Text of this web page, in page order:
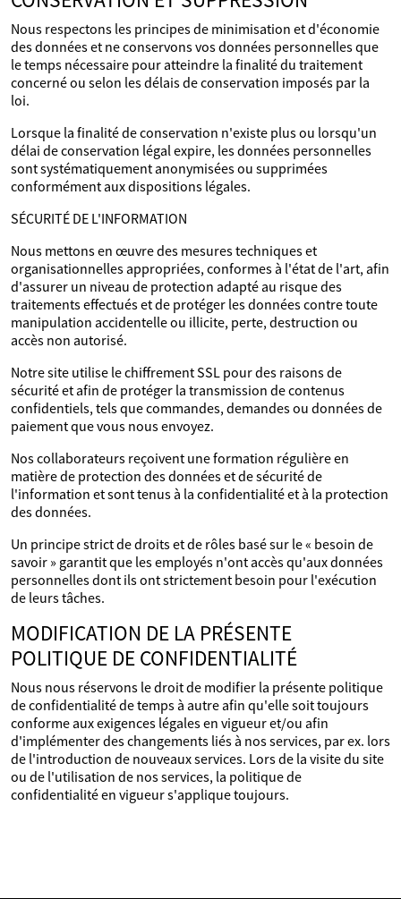
Nous respectons les principes de minimisation et d'économie
des données et ne conservons vos données personnelles que
le temps nécessaire pour atteindre la finalité du traitement
concerné ou selon les délais de conservation imposés par la
loi.
Lorsque la finalité de conservation n'existe plus ou lorsqu'un
délai de conservation légal expire, les données personnelles
sont systématiquement anonymisées ou supprimées
conformément aux dispositions légales.
SÉCURITÉ DE L'INFORMATION
Nous mettons en œuvre des mesures techniques et
organisationnelles appropriées, conformes à l'état de l'art, afin
d'assurer un niveau de protection adapté au risque des
traitements effectués et de protéger les données contre toute
manipulation accidentelle ou illicite, perte, destruction ou
accès non autorisé.
Notre site utilise le chiffrement SSL pour des raisons de
sécurité et afin de protéger la transmission de contenus
confidentiels, tels que commandes, demandes ou données de
paiement que vous nous envoyez.
Nos collaborateurs reçoivent une formation régulière en
matière de protection des données et de sécurité de
l'information et sont tenus à la confidentialité et à la protection
des données.
Un principe strict de droits et de rôles basé sur le « besoin de
savoir » garantit que les employés n'ont accès qu'aux données
personnelles dont ils ont strictement besoin pour l'exécution
de leurs tâches.
MODIFICATION DE LA PRÉSENTE
POLITIQUE DE CONFIDENTIALITÉ
Nous nous réservons le droit de modifier la présente politique
de confidentialité de temps à autre afin qu'elle soit toujours
conforme aux exigences légales en vigueur et/ou afin
d'implémenter des changements liés à nos services, par ex. lors
de l'introduction de nouveaux services. Lors de la visite du site
ou de l'utilisation de nos services, la politique de
confidentialité en vigueur s'applique toujours.